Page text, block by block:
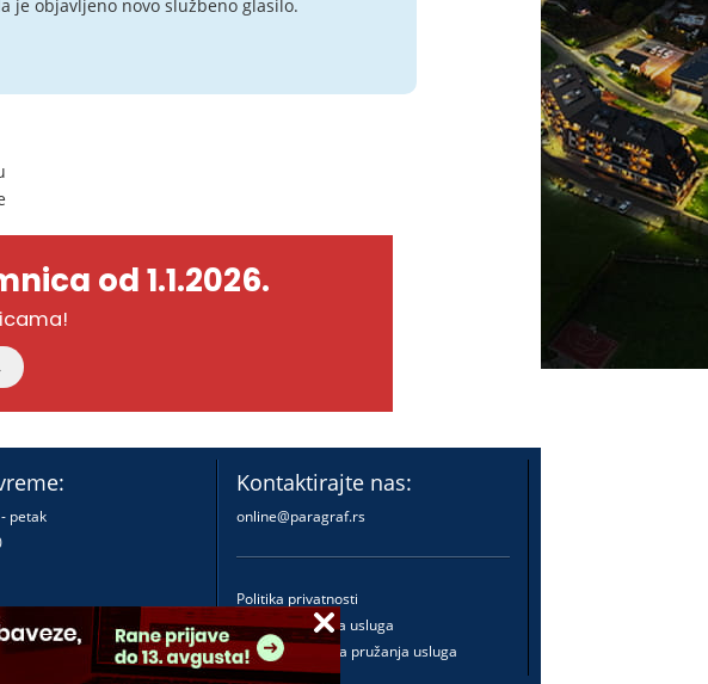
je objavljeno novo službeno glasilo.
od 1.1.2026.
→
petak
Kontaktirajte nas:
online@paragraf.rs
Politika privatnosti
Politika pružanja usluga
Praktična pravila pružanja usluga